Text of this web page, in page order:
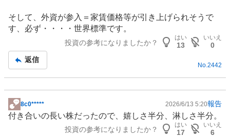
そして、外資が参入＝家賃価格等が引き上げられそうで
す、必ず・・・・世界標準です。
投資の参考になりましたか？
はい
13
いいえ
0
返信
No. 2442
掲
示
8c0***** 2026/6/13 5:20報告
付き合いの長い株だったので、嬉しさ半分、淋しさ半分。
投資の参考になりましたか？
はい
17
いいえ
6